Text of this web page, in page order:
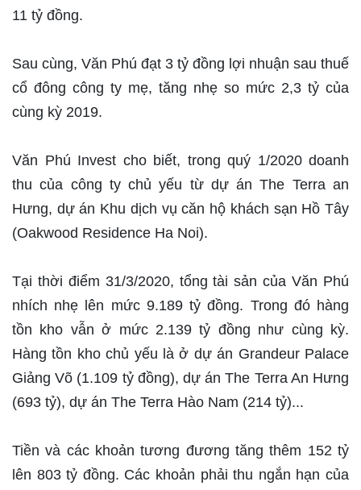
11 tỷ đồng.
Sau cùng, Văn Phú đạt 3 tỷ đồng lợi nhuận sau thuế
cổ đông công ty mẹ, tăng nhẹ so mức 2,3 tỷ của
cùng kỳ 2019.
Văn Phú Invest cho biết, trong quý 1/2020 doanh
thu của công ty chủ yếu từ dự án The Terra an
Hưng, dự án Khu dịch vụ căn hộ khách sạn Hồ Tây
(Oakwood Residence Ha Noi).
Tại thời điểm 31/3/2020, tổng tài sản của Văn Phú
nhích nhẹ lên mức 9.189 tỷ đồng. Trong đó hàng
tồn kho vẫn ở mức 2.139 tỷ đồng như cùng kỳ.
Hàng tồn kho chủ yếu là ở dự án Grandeur Palace
Giảng Võ (1.109 tỷ đồng), dự án The Terra An Hưng
(693 tỷ), dự án The Terra Hào Nam (214 tỷ)...
Tiền và các khoản tương đương tăng thêm 152 tỷ
lên 803 tỷ đồng. Các khoản phải thu ngắn hạn của